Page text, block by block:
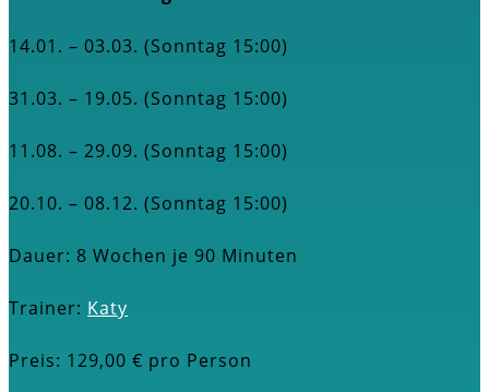
14.01. – 03.03. (Sonntag 15:00)
31.03. – 19.05. (Sonntag 15:00)
11.08. – 29.09. (Sonntag 15:00)
20.10. – 08.12. (Sonntag 15:00)
Dauer: 8 Wochen je 90 Minuten
Trainer: Katy
Preis: 129,00 € pro Person